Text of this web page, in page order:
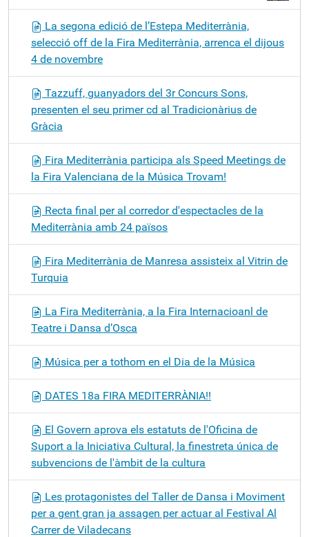
La segona edició de l’Estepa Mediterrània,
selecció off de la Fira Mediterrània, arrenca el dijous
4 de novembre
Tazzuff, guanyadors del 3r Concurs Sons,
presenten el seu primer cd al Tradicionàrius de
Gràcia
Fira Mediterrània participa als Speed Meetings de
la Fira Valenciana de la Música Trovam!
Recta final per al corredor d'espectacles de la
Mediterrània amb 24 països
Fira Mediterrània de Manresa assisteix al Vitrin de
Turquia
La Fira Mediterrània, a la Fira Internacioanl de
Teatre i Dansa d’Osca
Música per a tothom en el Dia de la Música
DATES 18a FIRA MEDITERRÀNIA!!
El Govern aprova els estatuts de l'Oficina de
Suport a la Iniciativa Cultural, la finestreta única de
subvencions de l'àmbit de la cultura
Les protagonistes del Taller de Dansa i Moviment
per a gent gran ja assagen per actuar al Festival Al
Carrer de Viladecans